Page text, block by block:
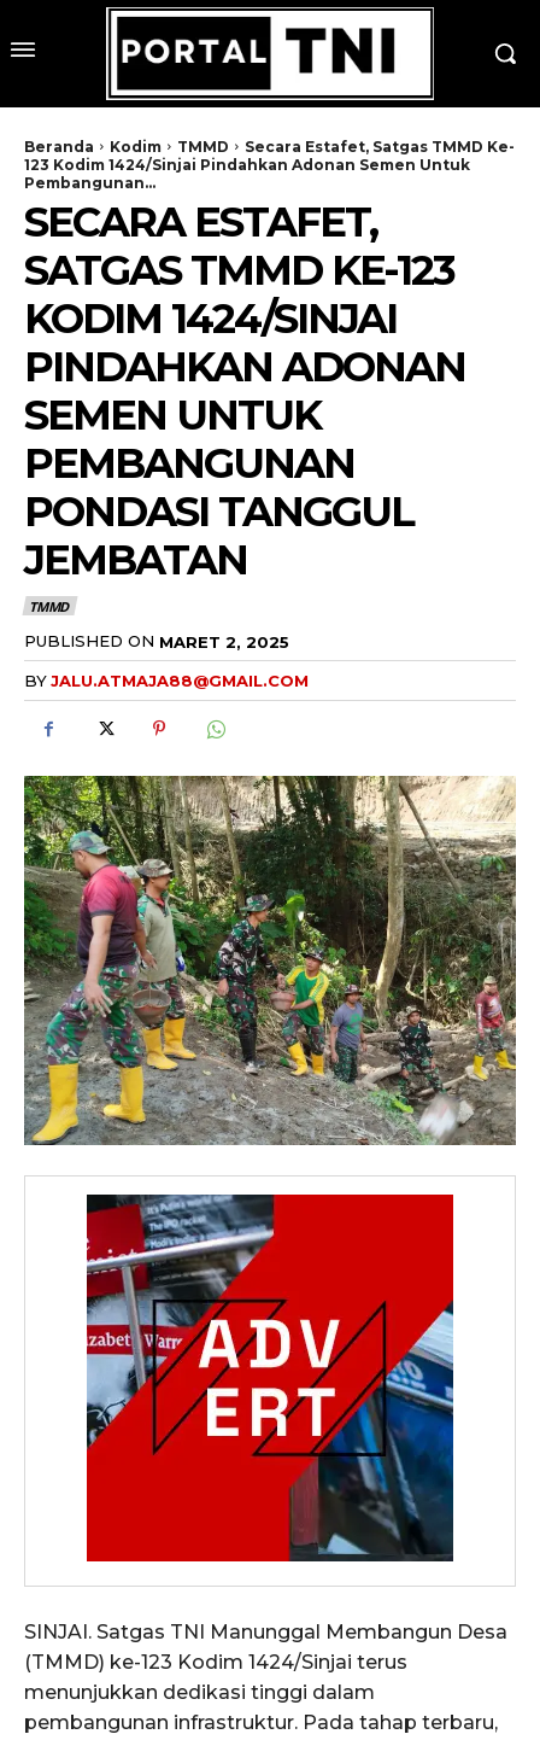
Beranda Kodim TMMD
Secara Estafet, Satgas TMMD Ke-
123 Kodim 1424/Sinjai Pindahkan Adonan Semen Untuk
Pembangunan...
SECARA ESTAFET,
SATGAS TMMD KE-123
KODIM 1424/SINJAI
PINDAHKAN ADONAN
SEMEN UNTUK
PEMBANGUNAN
PONDASI TANGGUL
JEMBATAN
TMMD
PUBLISHED ON MARET 2, 2025
BYJALU.ATMAJA88@GMAIL.COM
SINJAI. Satgas TNI Manunggal Membangun Desa
(TMMD) ke-123 Kodim 1424/Sinjai terus
menunjukkan dedikasi tinggi dalam
pembangunan infrastruktur. Pada tahap terbaru,